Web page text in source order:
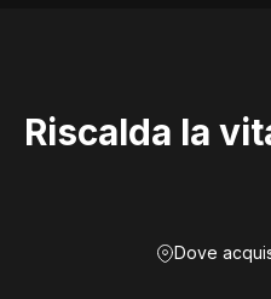
Riscalda la
Dove